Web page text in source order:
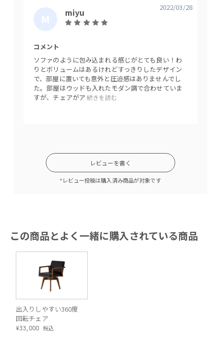
綿を合皮で包みキルトティングのステッチが
シェル全体に平行方向に繰り返されます。 柔
らかで有機的なアウトラインに沿ったパイピ
ング加工。皺のよったカジュアルなシェル
シェルを支えるのは、外側に広がった先の細
いテイパ―ドレッグ。ブラックに塗装さ れた
スチール製。マニッシュな印象の重厚感のあ
るシェルと、フェミニンで軽やかな 脚部。両
※スチール脚の本体への接続部分が仕様変更
M
I
Y
U
miyu 2022/03/28
コメント
ソファのように包み込まれる感じがとても良い！わ
りとボリュームはあるけれどすっきりしたデザイン
で、部屋に置いても意外と圧迫感はありませんでし
た。部屋はウッドも入れたモダン調で合わせていま
すが、チェアがア続きを読む
レビューを書く
*レビュー投稿は購入済み商品が対象です
この商品とよく一緒に購入されている商品
出入りしやすい360度
回転チェア
¥33,000 税込